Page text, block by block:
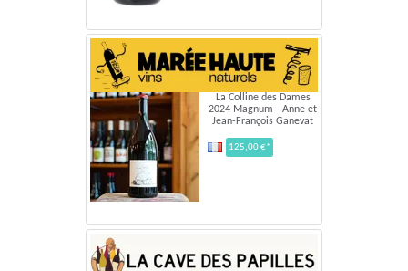
La Colline des Dames
2024 Magnum - Anne et
Jean-François Ganevat
125,00 €*